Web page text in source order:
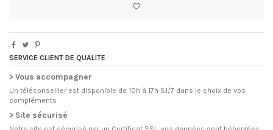
SERVICE CLIENT DE QUALITE
> Vous accompagner
Un téléconseiller est disponible de 10h à 17h 5J/7 dans le choix de vos
compléments
> Site sécurisé